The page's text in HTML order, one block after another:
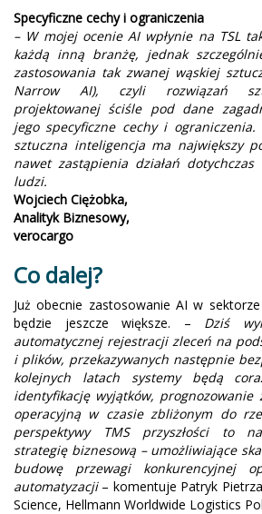
Specyficzne cechy i ograniczenia
– W mojej ocenie AI wpłynie na TSL
każdą inną branżę, jednak
zastosowania tak zwanej wąskiej
Narrow AI), czyli rozwiązań
projektowanej ściśle pod dane
jego specyficzne cechy i
sztuczna inteligencja ma największy
nawet zastąpienia działań dotychczas
ludzi.
Wojciech Ciężobka,
Analityk Biznesowy,
verocargo
Co dalej?
Już obecnie zastosowanie AI w
będzie jeszcze większe. – Dziś
automatycznej rejestracji zleceń na
i plików, przekazywanych następnie
kolejnych latach systemy będą
identyfikację wyjątków, prognozowanie
operacyjną w czasie zbliżonym do
perspektywy TMS przyszłości to
strategię biznesową – umożliwiające
budowę przewagi konkurencyjnej
automatyzacji– komentuje Patryk
Science, Hellmann Worldwide Logistics